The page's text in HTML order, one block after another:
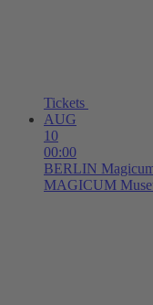
Tickets
AUG
10
00:00
BERLIN
MAGICUM